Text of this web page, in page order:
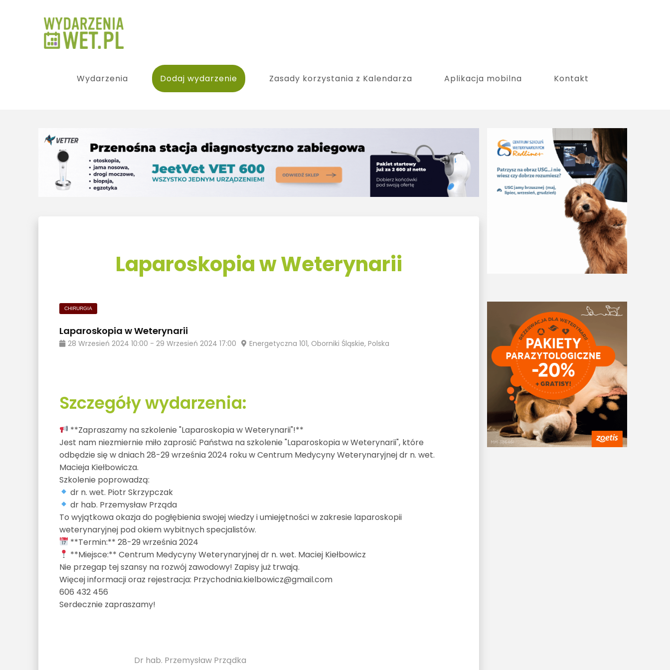
Wydarzenia Dodaj wydarzenie Zasady korzystania z Kalendarza Aplikacja mobilna Kontakt
Laparoskopia w Weterynarii
CHIRURGIA
Laparoskopia w Weterynarii
28 Wrzesień 2024 10:00 -29 Wrzesień 2024 17:00 Energetyczna 101, Oborniki Śląskie, Polska
Szczegóły wydarzenia:
**Zapraszamy na szkolenie "Laparoskopia w Weterynarii"!**
Jest nam niezmiernie miło zaprosić Państwa na szkolenie "Laparoskopia w Weterynarii", które
odbędzie się w dniach 28-29 września 2024 roku w Centrum Medycyny Weterynaryjnej dr n. wet.
Macieja Kiełbowicza.
Szkolenie poprowadzą:
dr n. wet. Piotr Skrzypczak
dr hab. Przemysław Prząda
To wyjątkowa okazja do pogłębienia swojej wiedzy i umiejętności w zakresie laparoskopii
weterynaryjnej pod okiem wybitnych specjalistów.
**Termin:** 28-29 września 2024
**Miejsce:** Centrum Medycyny Weterynaryjnej dr n. wet. Maciej Kiełbowicz
Nie przegap tej szansy na rozwój zawodowy! Zapisy już trwają.
Więcej informacji oraz rejestracja: Przychodnia.kielbowicz@gmail.com
606 432 456
Serdecznie zapraszamy!
Dr hab. Przemysław Prządka